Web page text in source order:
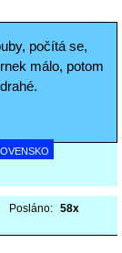
počítá se,
málo, potom
Posláno: 58x